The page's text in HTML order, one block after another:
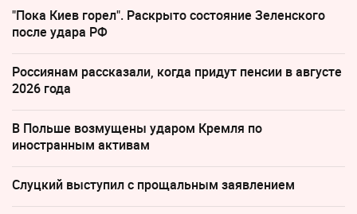
"Пока Киев горел". Раскрыто состояние Зеленского
после удара РФ
Россиянам рассказали, когда придут пенсии в августе
2026 года
В Польше возмущены ударом Кремля по
иностранным активам
Слуцкий выступил с прощальным заявлением